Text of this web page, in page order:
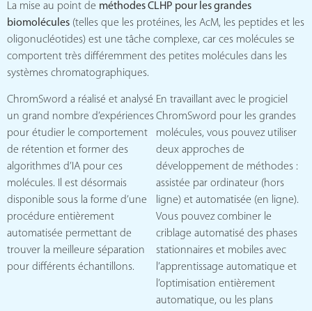
La mise au point de méthodes CLHP pour les grandes
biomolécules (telles que les protéines, les AcM, les peptides et les
oligonucléotides) est une tâche complexe, car ces molécules se
comportent très différemment des petites molécules dans les
systèmes chromatographiques.
ChromSword a réalisé et analysé
un grand nombre d’expériences
pour étudier le comportement
de rétention et former des
algorithmes d’IA pour ces
molécules. Il est désormais
disponible sous la forme d’une
procédure entièrement
automatisée permettant de
trouver la meilleure séparation
pour différents échantillons.
En travaillant avec le progiciel
ChromSword pour les grandes
molécules, vous pouvez utiliser
deux approches de
développement de méthodes :
assistée par ordinateur (hors
ligne) et automatisée (en ligne).
Vous pouvez combiner le
criblage automatisé des phases
stationnaires et mobiles avec
l’apprentissage automatique et
l’optimisation entièrement
automatique, ou les plans